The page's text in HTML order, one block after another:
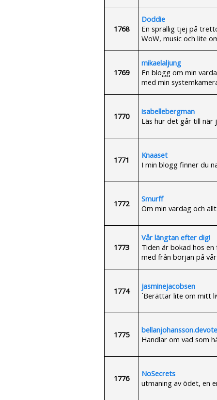
1768
Doddie
En sprallig tjej på
WoW, music och lite
1769
mikaelaljung
En blogg om min
med min
1770
isabellebergman
Läs hur det går till
1771
Knaaset
I min blogg finner du
1772
Smurff
Om min vardag och
1773
Vår längtan efter dig!
Tiden är bokad hos
med från början på
1774
jasminejacobsen
´Berättar lite om mitt
1775
Handlar om vad som
1776
NoSecrets
utmaning av ödet, en